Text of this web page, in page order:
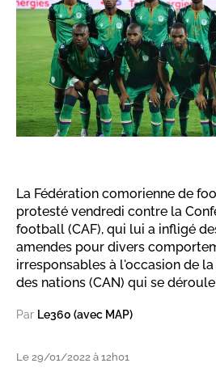
La Fédération comorienne de
protesté vendredi contre la
football (CAF), qui lui a infligé
amendes pour divers
irresponsables à l'occasion de
des nations (CAN) qui se
Par Le360 (avec MAP)
Le 29/01/2022 à 12h01